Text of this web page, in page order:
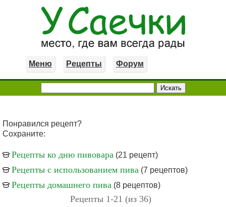
Меню Рецепты Форум
Понравился рецепт?
Сохраните:
Рецепты ко дню пивовара (21 рецепт)
Рецепты с использованием пива (7 рецептов)
Рецепты домашнего пива (8 рецептов)
Рецепты 1-21 (из 36)